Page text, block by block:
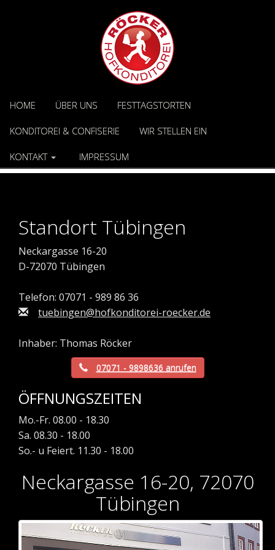
HOME ÜBER UNS FESTTAGSTORTEN
KONDITOREI & CONFISERIE WIR STELLEN EIN
KONTAKT IMPRESSUM
Standort Tübingen
Neckargasse 16-20
D-72070 Tübingen
Telefon: 07071 - 989 86 36
tuebingen@hofkonditorei-roecker.de
Inhaber: Thomas Röcker
07071 - 9898636 anrufen
ÖFFNUNGSZEITEN
Mo.-Fr. 08.00 - 18.30
Sa. 08.30 - 18.00
So.- u Feiert. 11.30 - 18.00
Neckargasse 16-20, 72070
Tübingen